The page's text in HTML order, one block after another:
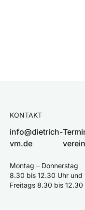
KONTAKT
info@dietrich-
vm.de
Montag – Donnerstag
8.30 bis 12.30 Uhr und
Freitags 8.30 bis 12.30